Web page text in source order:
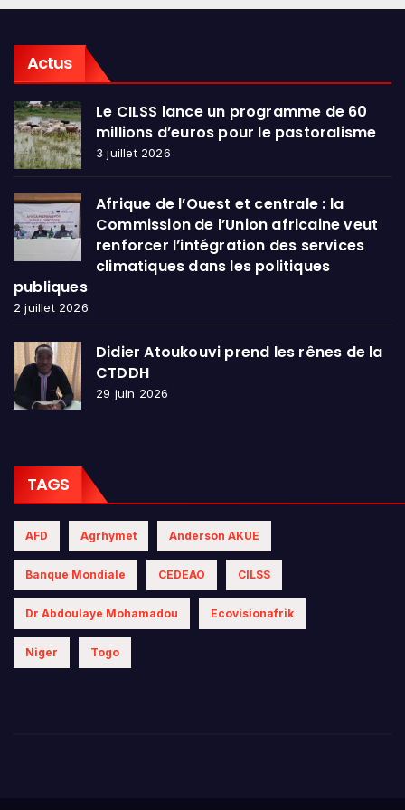
Actus
Le CILSS lance un programme de 60
millions d’euros pour le pastoralisme
3 juillet 2026
Afrique de l’Ouest et centrale : la
Commission de l’Union africaine veut
renforcer l’intégration des services
climatiques dans les politiques
publiques
2 juillet 2026
Didier Atoukouvi prend les rênes de la
CTDDH
29 juin 2026
TAGS
AFD Agrhymet Anderson AKUE
Banque Mondiale CEDEAO CILSS
Dr Abdoulaye Mohamadou Ecovisionafrik
Niger Togo